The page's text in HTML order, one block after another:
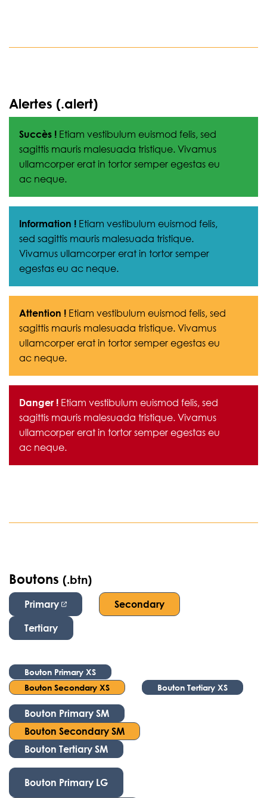
Alertes (.alert)
Succès ! Etiam vestibulum euismod felis, sed
sagittis mauris malesuada tristique. Vivamus
ullamcorper erat in tortor semper egestas eu
ac neque.
Information ! Etiam vestibulum euismod felis,
sed sagittis mauris malesuada tristique.
Vivamus ullamcorper erat in tortor semper
egestas eu ac neque.
Attention ! Etiam vestibulum euismod felis, sed
sagittis mauris malesuada tristique. Vivamus
ullamcorper erat in tortor semper egestas eu
ac neque.
Danger ! Etiam vestibulum euismod felis, sed
sagittis mauris malesuada tristique. Vivamus
ullamcorper erat in tortor semper egestas eu
ac neque.
Boutons (.btn)
Primary
Secondary
Tertiary
Bouton Primary XS
Bouton Secondary XS
Bouton Tertiary XS
Bouton Primary SM
Bouton Secondary SM
Bouton Tertiary SM
Bouton Primary LG